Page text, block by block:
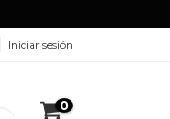
Iniciar sesión
0